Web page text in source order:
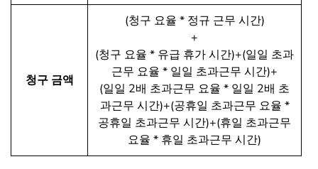
청구 금액
(청구 요율 * 정규 근무 시간)
+
(청구 요율 * 유급 휴가 시간)+(일일 초과
근무 요율 * 일일 초과근무 시간)+
(일일 2배 초과근무 요율 * 일일 2배 초
과근무 시간)+(공휴일 초과근무 요율 *
공휴일 초과근무 시간)+(휴일 초과근무
요율 * 휴일 초과근무 시간)